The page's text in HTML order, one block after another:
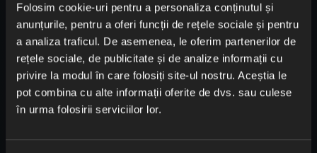
Folosim cookie-uri pentru a personaliza conținutul și
anunțurile, pentru a oferi funcții de rețele sociale și pentru
a analiza traficul. De asemenea, le oferim partenerilor de
rețele sociale, de publicitate și de analize informații cu
privire la modul în care folosiți site-ul nostru. Aceștia le
pot combina cu alte informații oferite de dvs. sau culese
în urma folosirii serviciilor lor.
Pals-ii sunt prietenii și ajutoarele
tale
când vine vorba de menținerea bazei. Ei
pot îndeplinidouăsprezece tipuri de
sarcini, fiecare cu valori și abilități
diferite. De aceea este important să
atribui corect Pals-ii, pentru ca totul să